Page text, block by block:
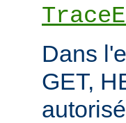
Dans
GET,